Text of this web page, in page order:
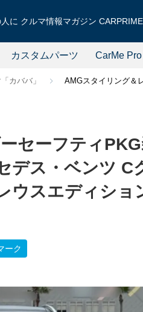
に クルマ情報マガジン
カスタムパーツ CarMe Pro
カババ」 AMGスタイリング＆
セーフティ
デス・ベンツ C
ウスエディショ
ーク